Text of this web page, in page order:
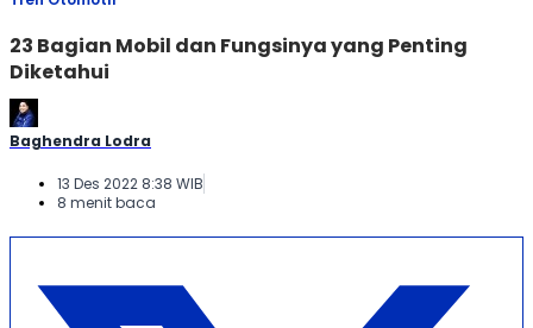
23 Bagian Mobil dan Fungsinya yang Penting
Diketahui
Baghendra Lodra
13 Des 2022 8:38 WIB
8 menit baca